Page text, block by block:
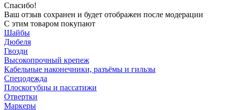
Спасибо!
Ваш отзыв сохранен и будет отображен после модерации
С этим товаром покупают
Шайбы
Дюбеля
Гвозди
Высокопрочный крепеж
Кабельные наконечники, разъёмы и гильзы
Спецодежда
Плоскогубцы и пассатижи
Отвертки
Маркеры